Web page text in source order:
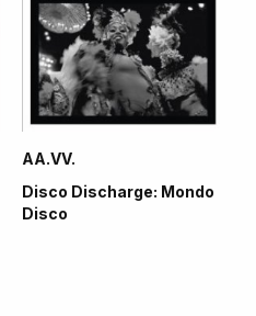
AA.VV.
Disco Discharge: Mondo
Disco